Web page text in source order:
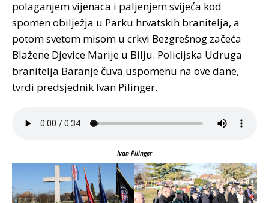
polaganjem vijenaca i paljenjem svijeća kod
spomen obilježja u Parku hrvatskih branitelja, a
potom svetom misom u crkvi Bezgrešnog začeća
Blažene Djevice Marije u Bilju. Policijska Udruga
branitelja Baranje čuva uspomenu na ove dane,
tvrdi predsjednik Ivan Pilinger.
Ivan Pilinger